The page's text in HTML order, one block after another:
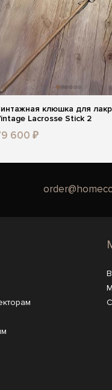
клюшка для
Lacrosse Stick 2
600 ₽